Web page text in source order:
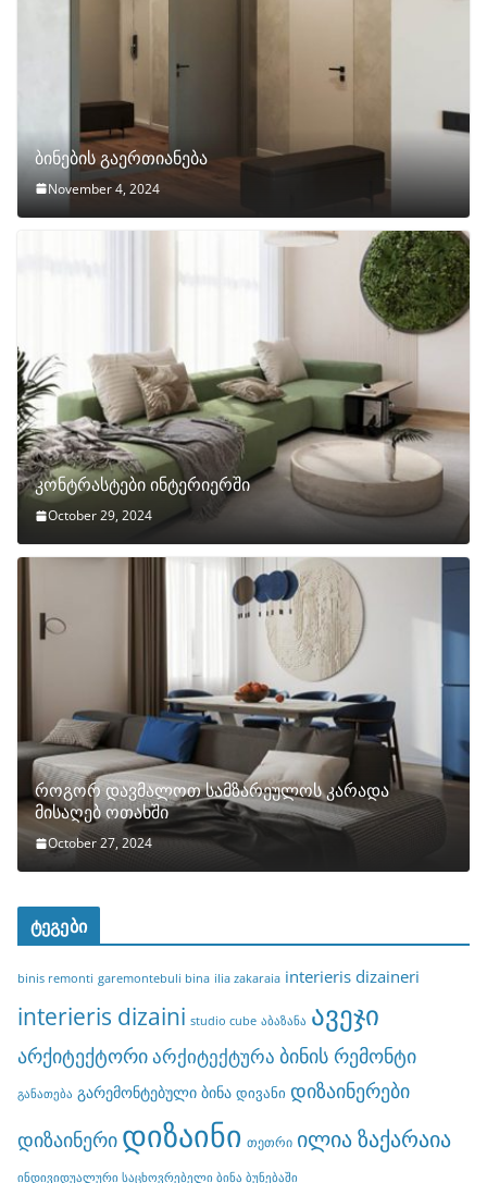
ბინების გაერთიანება
November 4, 2024
კონტრასტები ინტერიერში
October 29, 2024
როგორ დავმალოთ სამზარეულოს კარადა
მისაღებ ოთახში
October 27, 2024
ტეგები
binis remonti garemontebuli bina ilia zakaraia interieris dizaineri
interieris dizaini studio cube აბაზანა ავეჯი
არქიტექტორიარქიტექტურა ბინის რემონტი
განათება გარემონტებული ბინა დივანი დიზაინერები
დიზაინერი დიზაინი თეთრი ილია ზაქარაია
ინდივიდუალური საცხოვრებელი ბინა ბუნებაში